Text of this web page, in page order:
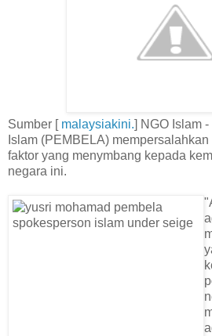
Sumber [ malaysiakini.] NGO Islam
Islam (PEMBELA)
faktor yang menymbang kepada
negara ini.